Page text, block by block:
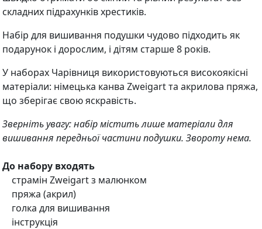
складних підрахунків хрестиків.
Набір для вишивання подушки чудово підходить як
подарунок і дорослим, і дітям старше 8 років.
У наборах Чарівниця використовуються високоякісні
матеріали: німецька канва Zweigart та акрилова пряжа,
що зберігає свою яскравість.
Зверніть увагу: набір містить лише матеріали для
вишивання передньої частини подушки. Звороту нема.
До набору входять
страмін Zweigart з малюнком
пряжа (акрил)
голка для вишивання
інструкція